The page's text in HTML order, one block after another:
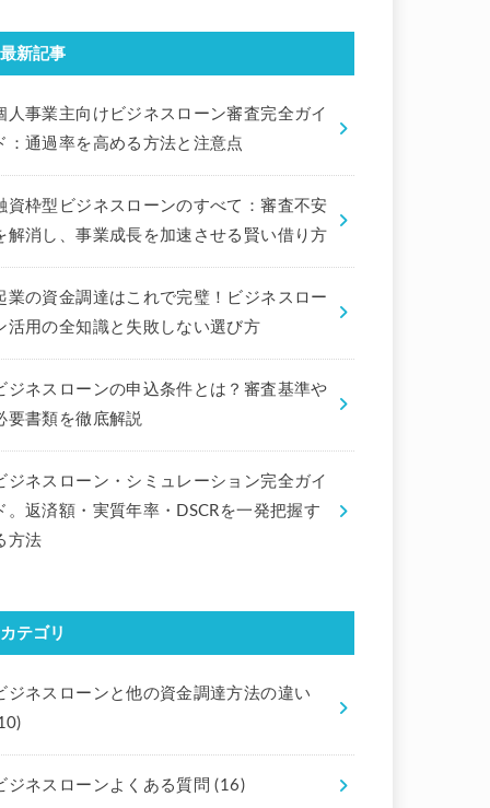
ました。
最新記事
人事業主向けビジネスローン審査完全ガイ
：通過率を高める方法と注意点
資枠型ビジネスローンのすべて：審査不安
解消し、事業成長を加速させる賢い借り方
業の資金調達はこれで完璧！ビジネスロー
活用の全知識と失敗しない選び方
ジネスローンの申込条件とは？審査基準や
要書類を徹底解説
ジネスローン・シミュレーション完全ガイ
。返済額・実質年率・DSCRを一発把握す
方法
カテゴリ
ジネスローンと他の資金調達方法の違い
ジネスローンよくある質問(16)